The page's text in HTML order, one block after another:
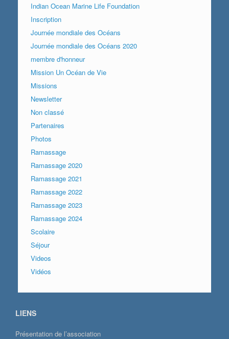
Indian Ocean Marine Life Foundation
Inscription
Journée mondiale des Océans
Journée mondiale des Océans 2020
membre d'honneur
Mission Un Océan de Vie
Missions
Newsletter
Non classé
Partenaires
Photos
Ramassage
Ramassage 2020
Ramassage 2021
Ramassage 2022
Ramassage 2023
Ramassage 2024
Scolaire
Séjour
Videos
Vidéos
LIENS
Présentation de l’association